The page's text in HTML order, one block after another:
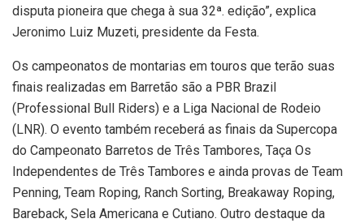
disputa pioneira que chega à sua 32ª. edição”, explica
Jeronimo Luiz Muzeti, presidente da Festa.
Os campeonatos de montarias em touros que terão suas
finais realizadas em Barretão são a PBR Brazil
(Professional Bull Riders) e a Liga Nacional de Rodeio
(LNR). O evento também receberá as finais da Supercopa
do Campeonato Barretos de Três Tambores, Taça Os
Independentes de Três Tambores e ainda provas de Team
Penning, Team Roping, Ranch Sorting, Breakaway Roping,
Bareback, Sela Americana e Cutiano. Outro destaque da